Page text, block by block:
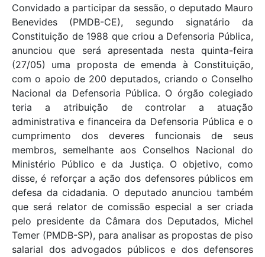
Convidado a participar da sessão, o deputado Mauro
Benevides (PMDB-CE), segundo signatário da
Constituição de 1988 que criou a Defensoria Pública,
anunciou que será apresentada nesta quinta-feira
(27/05) uma proposta de emenda à Constituição,
com o apoio de 200 deputados, criando o Conselho
Nacional da Defensoria Pública. O órgão colegiado
teria a atribuição de controlar a atuação
administrativa e financeira da Defensoria Pública e o
cumprimento dos deveres funcionais de seus
membros, semelhante aos Conselhos Nacional do
Ministério Público e da Justiça. O objetivo, como
disse, é reforçar a ação dos defensores públicos em
defesa da cidadania. O deputado anunciou também
que será relator de comissão especial a ser criada
pelo presidente da Câmara dos Deputados, Michel
Temer (PMDB-SP), para analisar as propostas de piso
salarial dos advogados públicos e dos defensores